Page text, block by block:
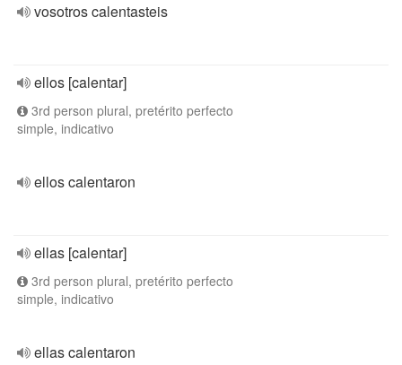
vosotros calentasteis
ellos [calentar]
3rd person plural, pretérito perfecto
simple, indicativo
ellos calentaron
ellas [calentar]
3rd person plural, pretérito perfecto
simple, indicativo
ellas calentaron